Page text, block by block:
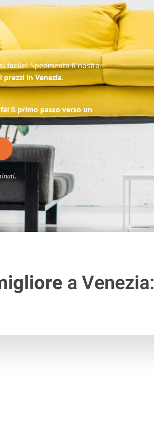
facile! Sperimenta il nostro
in Venezia.
il primo passo verso un
a Venezia: